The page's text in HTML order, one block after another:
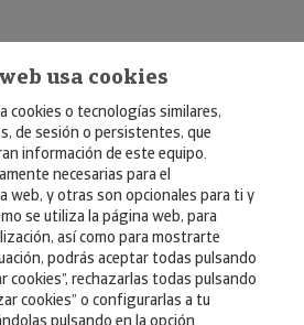
y Caución
usa cookies
cookies o tecnologías similares,
de sesión o persistentes, que
información de este equipo.
necesarias para el
web, y otras son opcionales para ti y
se utiliza la página web, para
así como para mostrarte
podrás aceptar todas pulsando
cookies”, rechazarlas todas pulsando
cookies” o configurarlas a tu
pulsando en la opción